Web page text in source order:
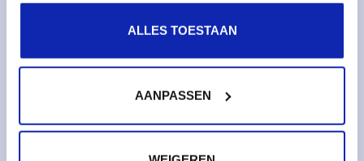
ALLES TOESTAAN
AANPASSEN
Cloud servers
SSL certificates